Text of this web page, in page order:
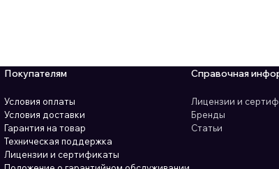
Покупателям
Условия оплаты
Условия доставки
Гарантия на товар
Техническая поддержка
Лицензии и сертификаты
Справочная
Лицензии и
Бренды
Статьи